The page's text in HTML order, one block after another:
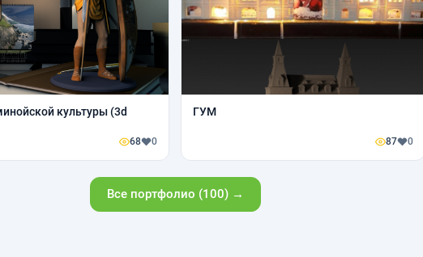
культуры (3d
68 0
ГУМ
87 0
Все портфолио (100) →